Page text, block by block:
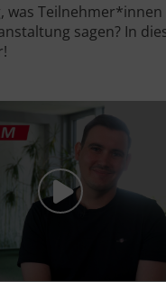
was Teilnehmer*innen
sagen? In